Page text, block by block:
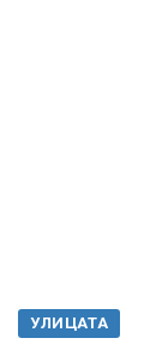
УЛИЦАТА